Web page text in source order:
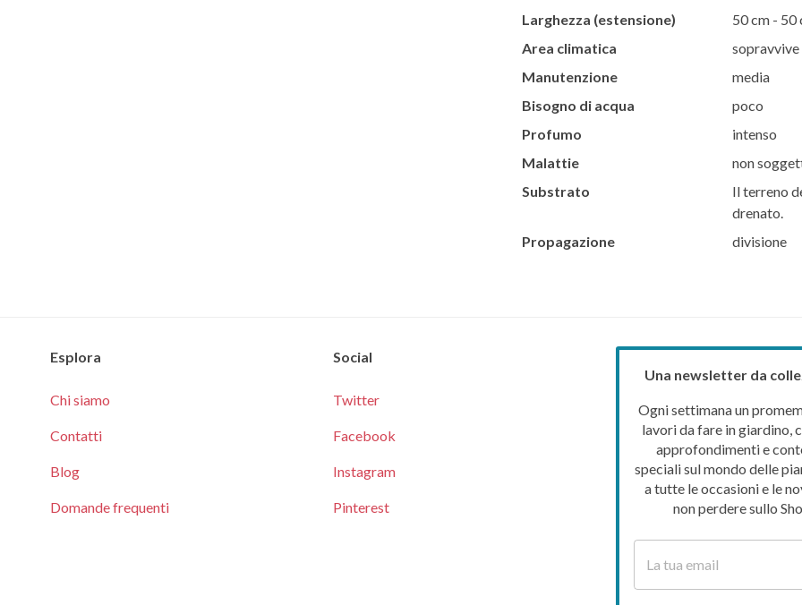
Larghezza (estensione)
50 cm - 50
Area climatica
sopravvive
Manutenzione
media
Bisogno di acqua
poco
Profumo
intenso
Malattie
non
Substrato
Il terreno
drenato.
Propagazione
divisione
Esplora
Chi siamo
Contatti
Blog
Domande frequenti
Social
Twitter
Facebook
Instagram
Pinterest
Una newsletter da
Ogni settimana un
lavori da fare in giardino,
approfondimenti e
speciali sul mondo delle
a tutte le occasioni e le
non perdere sullo